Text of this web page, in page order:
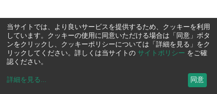
当サイトでは、より良いサービスを提供するため、クッキーを利用
しています。クッキーの使用に同意いただける場合は「同意」ボタ
ンをクリックし、クッキーポリシーについては「詳細を見る」をク
リックしてください。詳しくは当サイトの サイトポリシー をご確
認ください。
詳細を見る ... 同意